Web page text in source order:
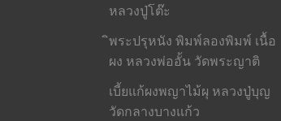
หลวงปู่โต๊ะ
ิพระปรุหนัง พิมพ์ลองพิมพ์ เนื้อ
ผง หลวงพ่ออั้น วัดพระญาติ
เบี้ยแก้ผงพญาไม้ผุ หลวงปู่บุญ
วัดกลางบางแก้ว